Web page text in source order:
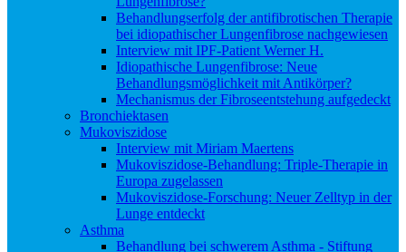
Behandlungserfolg der antifibrotischen Therapie
bei idiopathischer Lungenfibrose nachgewiesen
Interview mit IPF-Patient Werner H.
Idiopathische Lungenfibrose: Neue
Behandlungsmöglichkeit mit Antikörper?
Mechanismus der Fibroseentstehung aufgedeckt
Bronchiektasen
Mukoviszidose
Interview mit Miriam Maertens
Mukoviszidose-Behandlung: Triple-Therapie in
Europa zugelassen
Mukoviszidose-Forschung: Neuer Zelltyp in der
Lunge entdeckt
Asthma
Behandlung bei schwerem Asthma - Stiftung